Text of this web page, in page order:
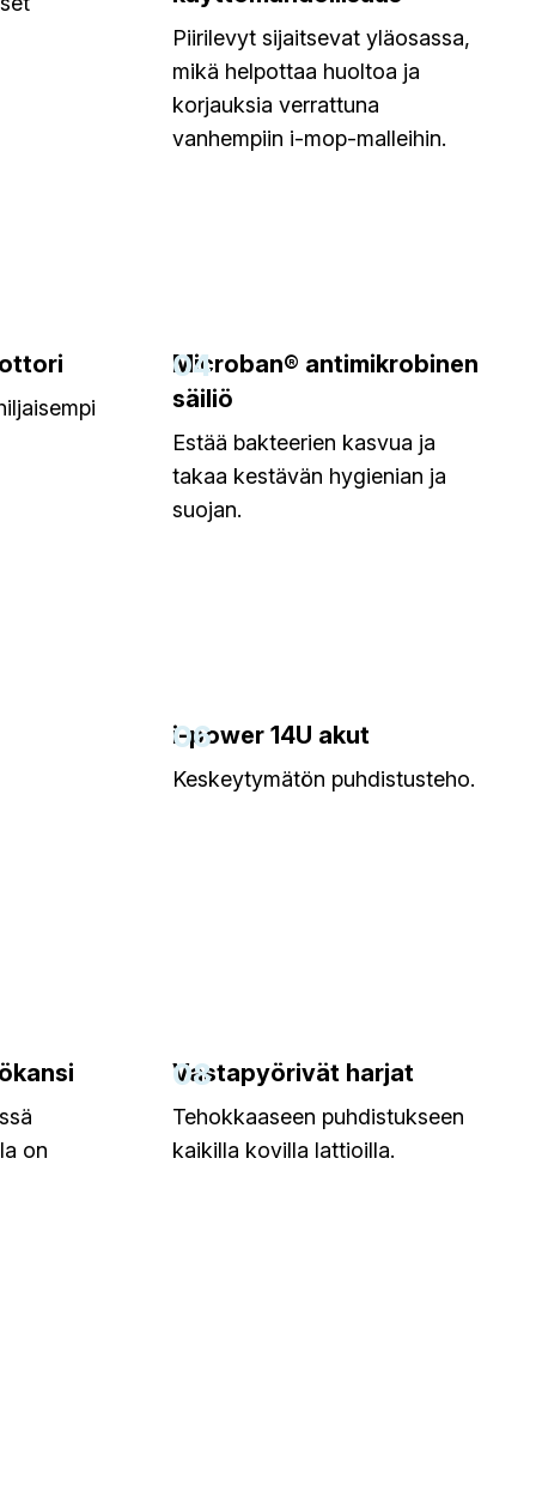
Piirilevyt sijaitsevat yläosassa,
mikä helpottaa huoltoa ja
korjauksia verrattuna
vanhempiin i-mop-malleihin.
04
Microban® antimikrobinen
säiliö
Estää bakteerien kasvua ja
takaa kestävän hygienian ja
suojan.
06
i-power 14U akut
Keskeytymätön puhdistusteho.
on
08
Vastapyörivät harjat
Tehokkaaseen puhdistukseen
kaikilla kovilla lattioilla.